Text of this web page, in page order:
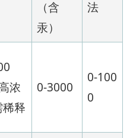
（含
汞）
法
浓
稀释
0-3000
0-100
0